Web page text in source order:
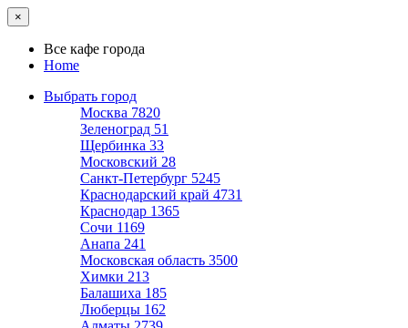
×
Все кафе города
Home
Выбрать город
Москва 7820
Зеленоград 51
Щербинка 33
Московский 28
Санкт-Петербург 5245
Краснодарский край 4731
Краснодар 1365
Сочи 1169
Анапа 241
Московская область 3500
Химки 213
Балашиха 185
Люберцы 162